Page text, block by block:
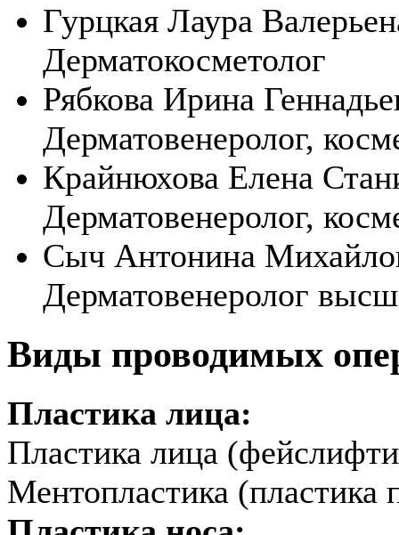
Гурцкая Лаура
Дерматокосметолог
Рябкова Ирина
Дерматовенеролог,
Крайнюхова Елена
Дерматовенеролог,
Сыч Антонина
Дерматовенеролог
Виды проводимых
Пластика лица:
Пластика лица
Ментопластика (пластика